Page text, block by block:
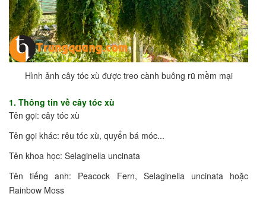
Hình ảnh cây tóc xù được treo cành buông rũ mềm mại
1. Thông tin về cây tóc xù
Tên gọi: cây tóc xù
Tên gọi khác: rêu tóc xù, quyển bá móc...
Tên khoa học: Selaginella uncinata
Tên tiếng anh: Peacock Fern, Selaginella uncinata hoặc
Rainbow Moss